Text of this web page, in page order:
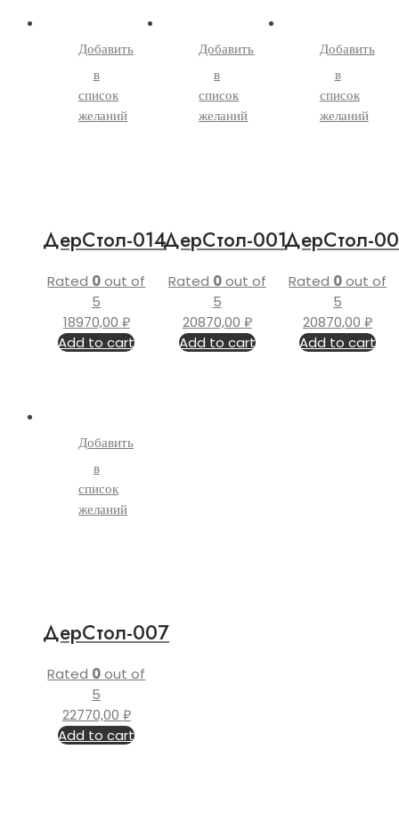
Добавить
в
список
желаний
ДерСтол-014
Rated 0out of
5
18970,00 ₽
Add to cart
Добавить
в
список
желаний
ДерСтол-001
Rated 0out of
5
20870,00 ₽
Add to cart
Добавить
в
список
желаний
ДерСтол-
Rated 0out of
5
20870,00₽
Add to cart
Добавить
в
список
желаний
ДерСтол-007
Rated 0out of
5
22770,00 ₽
Add to cart